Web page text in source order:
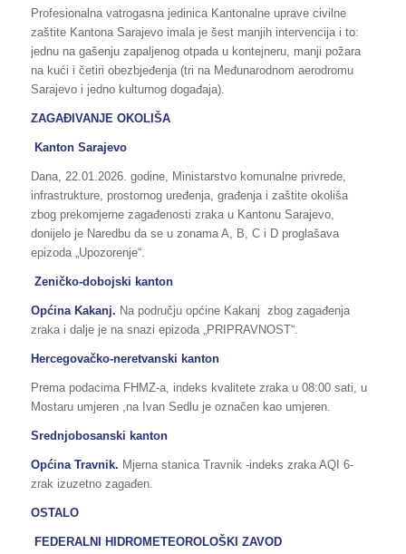
Profesionalna vatrogasna jedinica Kantonalne uprave civilne
zaštite Kantona Sarajevo imala je šest manjih intervencija i to:
jednu na gašenju zapaljenog otpada u kontejneru, manji požara
na kući i četiri obezbjeđenja (tri na Međunarodnom aerodromu
Sarajevo i jedno kulturnog događaja).
ZAGAĐIVANJE OKOLIŠA
Kanton Sarajevo
Dana, 22.01.2026. godine, Ministarstvo komunalne privrede,
infrastrukture, prostornog uređenja, građenja i zaštite okoliša
zbog prekomjerne zagađenosti zraka u Kantonu Sarajevo,
donijelo je Naredbu da se u zonama A, B, C i D proglašava
epizoda „Upozorenje“.
Zeničko-dobojski kanton
Općina Kakanj. Na području općine Kakanj zbog zagađenja
zraka i dalje je na snazi epizoda „PRIPRAVNOST“.
Hercegovačko-neretvanski kanton
Prema podacima FHMZ-a, indeks kvalitete zraka u 08:00 sati, u
Mostaru umjeren ,na Ivan Sedlu je označen kao umjeren.
Srednjobosanski kanton
Općina Travnik. Mjerna stanica Travnik -indeks zraka AQI 6-
zrak izuzetno zagađen.
OSTALO
FEDERALNI HIDROMETEOROLOŠKI ZAVOD